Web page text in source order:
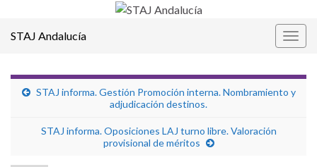
STAJ Andalucía
STAJ informa. Gestión Promoción interna. Nombramiento y
adjudicación destinos.
STAJ informa. Oposiciones LAJ turno libre. Valoración
provisional de méritos